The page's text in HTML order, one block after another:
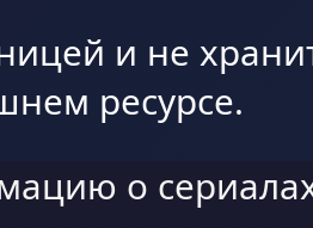
и не
ресурсе.
о